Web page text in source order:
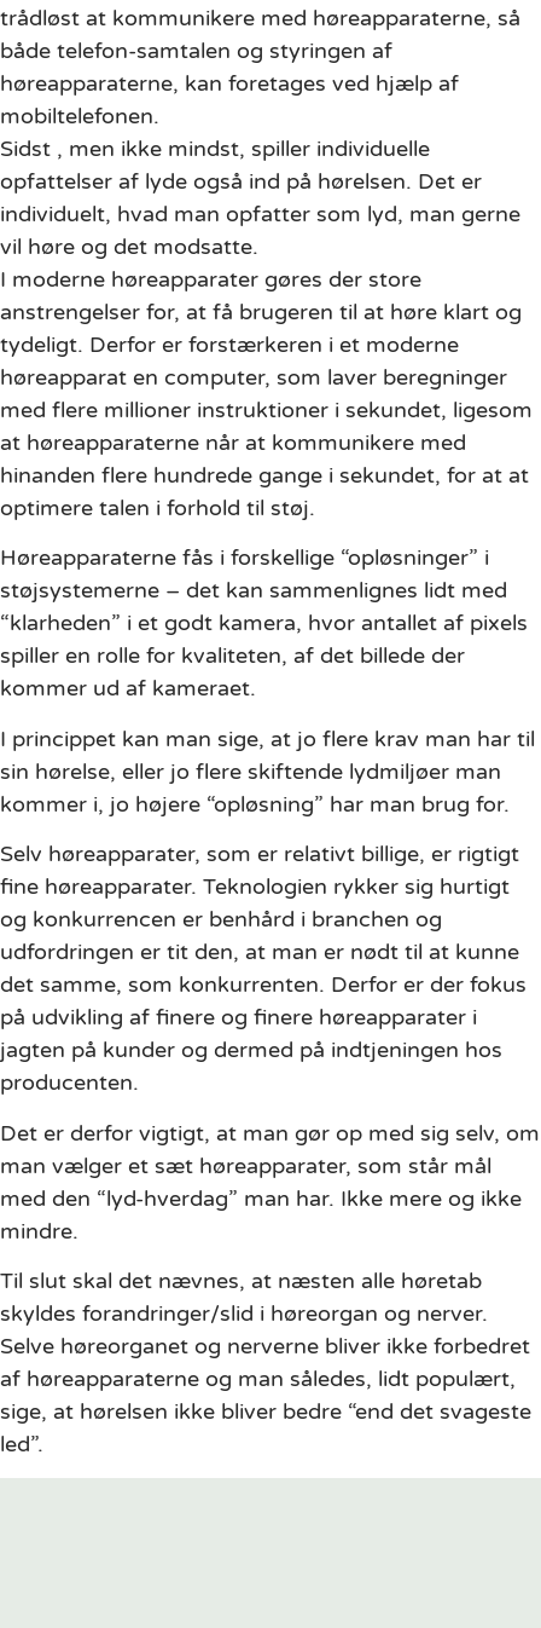
trådløst at kommunikere med høreapparaterne, så
både telefon-samtalen og styringen af
høreapparaterne, kan foretages ved hjælp af
mobiltelefonen.
Sidst , men ikke mindst, spiller individuelle
opfattelser af lyde også ind på hørelsen. Det er
individuelt, hvad man opfatter som lyd, man gerne
vil høre og det modsatte.
I moderne høreapparater gøres der store
anstrengelser for, at få brugeren til at høre klart og
tydeligt. Derfor er forstærkeren i et moderne
høreapparat en computer, som laver beregninger
med flere millioner instruktioner i sekundet, ligesom
at høreapparaterne når at kommunikere med
hinanden flere hundrede gange i sekundet, for at at
optimere talen i forhold til støj.
Høreapparaterne fås i forskellige “opløsninger” i
støjsystemerne – det kan sammenlignes lidt med
“klarheden” i et godt kamera, hvor antallet af pixels
spiller en rolle for kvaliteten, af det billede der
kommer ud af kameraet.
I princippet kan man sige, at jo flere krav man har til
sin hørelse, eller jo flere skiftende lydmiljøer man
kommer i, jo højere “opløsning” har man brug for.
Selv høreapparater, som er relativt billige, er rigtigt
fine høreapparater. Teknologien rykker sig hurtigt
og konkurrencen er benhård i branchen og
udfordringen er tit den, at man er nødt til at kunne
det samme, som konkurrenten. Derfor er der fokus
på udvikling af finere og finere høreapparater i
jagten på kunder og dermed på indtjeningen hos
producenten.
Det er derfor vigtigt, at man gør op med sig selv, om
man vælger et sæt høreapparater, som står mål
med den “lyd-hverdag” man har. Ikke mere og ikke
mindre.
Til slut skal det nævnes, at næsten alle høretab
skyldes forandringer/slid i høreorgan og nerver.
Selve høreorganet og nerverne bliver ikke forbedret
af høreapparaterne og man således, lidt populært,
sige, at hørelsen ikke bliver bedre “end det svageste
led”.